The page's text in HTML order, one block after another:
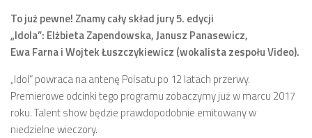
To już pewne! Znamy cały skład jury 5. edycji
„Idola”: Elżbieta Zapendowska, Janusz Panasewicz,
Ewa Farna i Wojtek Łuszczykiewicz (wokalista zespołu Video).
„Idol” powraca na antenę Polsatu po 12 latach przerwy.
Premierowe odcinki tego programu zobaczymy już w marcu 2017
roku. Talent show będzie prawdopodobnie emitowany w
niedzielne wieczory.